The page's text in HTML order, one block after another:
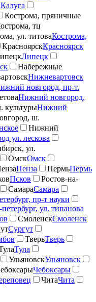
Калуга
Кострома, пряничные
тц
ул. титоваКострома,
КрасноярскКрасноярск
Липецк
Набережные
Нижневартовск
новгород, пр-т.
Нижний новгород,
культурыНижний
ш.
Нижний
ул. лескова
ул.
ОмскОмск
Пенза ПермьПермь
Псков
Ростов-на-
СамараСамара
пр-т науки
ул. типанова
СмоленскСмоленск
Сургут
ТверьТверь
Тула
УльяновскУльяновск
Чебоксары
ЧитаЧита